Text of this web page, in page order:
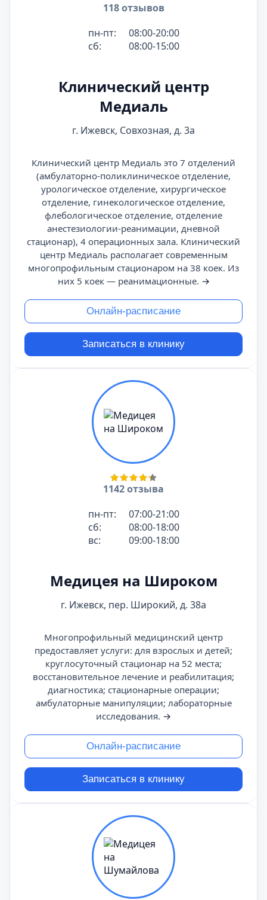
118 отзывов
пн-пт:
08:00-20:00
сб:
08:00-15:00
Клинический центр
Медиаль
г. Ижевск, Совхозная, д. 3а
Клинический центр Медиаль это 7 отделений
(амбулаторно-поликлиническое отделение,
урологическое отделение, хирургическое
отделение, гинекологическое отделение,
флебологическое отделение, отделение
анестезиологии-реанимации, дневной
стационар), 4 операционных зала. Клинический
центр Медиаль располагает современным
многопрофильным стационаром на 38 коек. Из
них 5 коек — реанимационные. →
Онлайн-расписание
Записаться в клинику
1142 отзыва
пн-пт:
07:00-21:00
сб:
08:00-18:00
вс:
09:00-18:00
Медицея на Широком
г. Ижевск, пер. Широкий, д. 38а
Многопрофильный медицинский центр
предоставляет услуги: для взрослых и детей;
круглосуточный стационар на 52 места;
восстановительное лечение и реабилитация;
диагностика; стационарные операции;
амбулаторные манипуляции; лабораторные
исследования. →
Онлайн-расписание
Записаться в клинику